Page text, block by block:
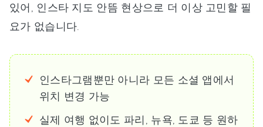
있어, 인스타 지도 안뜸 현상으로 더 이상 고민할 필
요가 없습니다.
인스타그램뿐만 아니라 모든 소셜 앱에서
위치 변경 가능
실제 여행 없이도 파리, 뉴욕, 도쿄 등 원하